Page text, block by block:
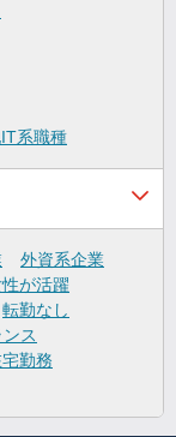
系職種
外資系企業
が活躍
転勤なし
ス
勤務